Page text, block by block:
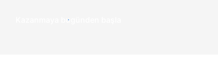
Kazanmaya bugünden başla